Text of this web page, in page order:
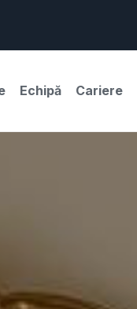
Echipă Cariere